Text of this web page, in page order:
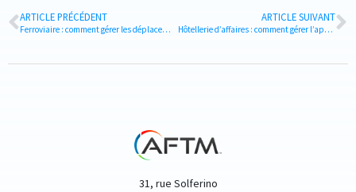
ARTICLE PRÉCÉDENT
Ferroviaire : comment gérer les déplacements après le confinement ?
ARTICLE SUIVANT
Hôtellerie d’affaires : comment gérer l’après-confinement ?
31, rue Solferino